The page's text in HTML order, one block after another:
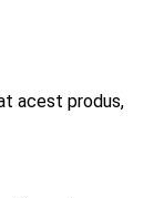
acest produs,